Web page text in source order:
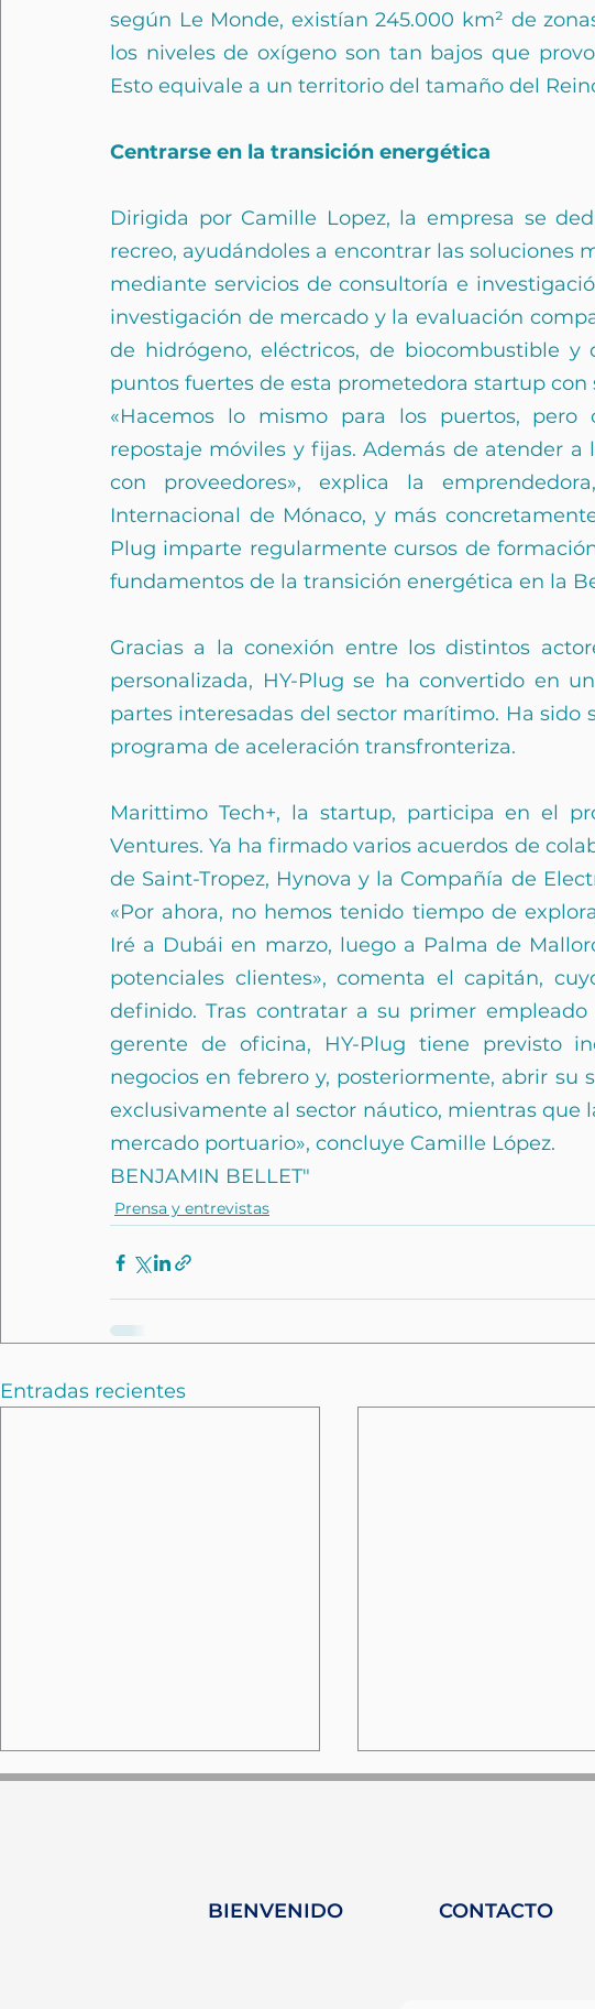
según Le Monde, existían 245.000 km² de
los niveles de oxígeno son tan bajos que
Esto equivale a un territorio del tamaño del
Centrarse en la transición energética
Dirigida por Camille Lopez, la empresa se
recreo, ayudándoles a encontrar las soluciones
mediante servicios de consultoría e
investigación de mercado y la evaluación
de hidrógeno, eléctricos, de biocombustible
puntos fuertes de esta prometedora startup con
«Hacemos lo mismo para los puertos, pero
repostaje móviles y fijas. Además de atender
con proveedores», explica la
Internacional de Mónaco, y más
Plug imparte regularmente cursos de
fundamentos de la transición energética en la
Gracias a la conexión entre los distintos
personalizada, HY-Plug se ha convertido en
partes interesadas del sector marítimo. Ha sido
programa de aceleración transfronteriza.
Marittimo Tech+, la startup, participa en el
Ventures. Ya ha firmado varios acuerdos de
de Saint-Tropez, Hynova y la Compañía de
«Por ahora, no hemos tenido tiempo de
Iré a Dubái en marzo, luego a Palma de
potenciales clientes», comenta el capitán,
definido. Tras contratar a su primer
gerente de oficina, HY-Plug tiene previsto
negocios en febrero y, posteriormente, abrir su
exclusivamente al sector náutico, mientras que
mercado portuario», concluye Camille López.
BENJAMIN BELLET"
Prensa y entrevistas
Entradas recientes
BIENVENIDO CONTACTO